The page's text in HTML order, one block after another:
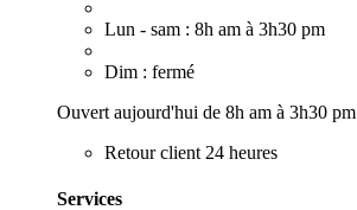
Lun - sam : 8h am à 3h30 pm
Dim : fermé
Ouvert aujourd'hui de 8h am à 3h30 pm
Retour client 24 heures
Services